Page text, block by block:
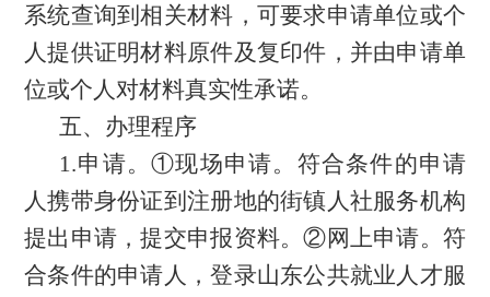
系统查询到相关材料，可要求申请单位或个
人提供证明材料原件及复印件，并由申请单
位或个人对材料真实性承诺。
五、办理程序
1.申请。①现场申请。符合条件的申请
人携带身份证到注册地的街镇人社服务机构
提出申请，提交申报资料。②网上申请。符
合条件的申请人，登录山东公共就业人才服